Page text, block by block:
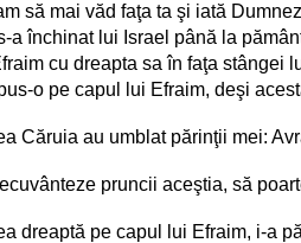
să mai văd faţa ta şi iată
a închinat lui Israel până la
cu dreapta sa în faţa
o pe capul lui Efraim, deşi
Căruia au umblat părinţii mei:
pruncii aceştia, să
dreaptă pe capul lui Efraim, i-a